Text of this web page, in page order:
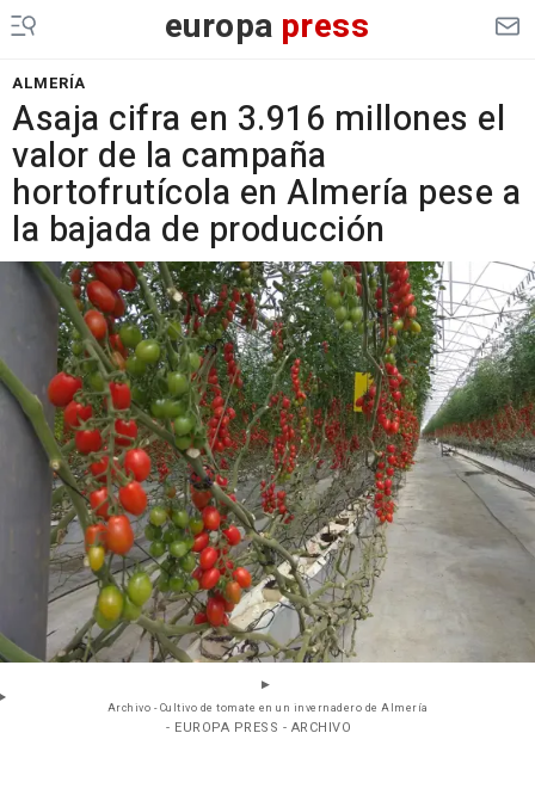
europa press
ALMERÍA
Asaja cifra en 3.916 millones el
valor de la campaña
hortofrutícola en Almería pese a
la bajada de producción
Archivo - Cultivo de tomate en un invernadero de Almería
- EUROPA PRESS - ARCHIVO